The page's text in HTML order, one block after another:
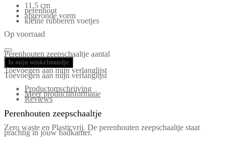
11,5 cm
perenhout
afgeronde vorm
kleine rubberen voetjes
Op voorraad
Perenhouten zeepschaaltje aantal
In mijn winkelmandje
Toevoegen aan mijn verlanglijst
Toevoegen aan mijn verlanglijst
Productomschrijving
Meer productinformatie
Reviews
Perenhouten zeepschaaltje
Zero waste en Plasticvrij. De perenhouten zeepschaaltje staat
prachtig in jouw badkamer.